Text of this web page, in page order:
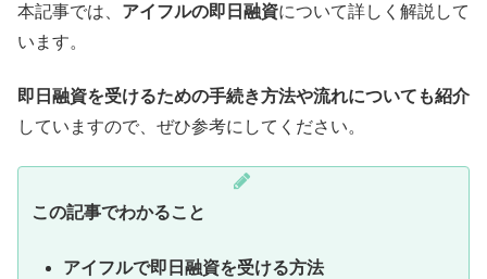
本記事では、 アイフルの即日融資について詳しく解説して
います。
即日融資を受けるための手続き方法や流れについても紹介
していますので、ぜひ参考にしてください。
この記事でわかること
アイフルで即日融資を受ける方法